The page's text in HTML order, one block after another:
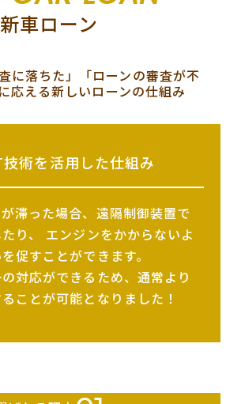
新車ローン
に落ちた」「ローンの審査が不
応える新しいローンの仕組み
術を活用した仕組み
滞った場合、遠隔制御装置で
り、
エンジンをかからないよ
促すことができます。
対応ができるため、 通常より
ことが可能となりました！